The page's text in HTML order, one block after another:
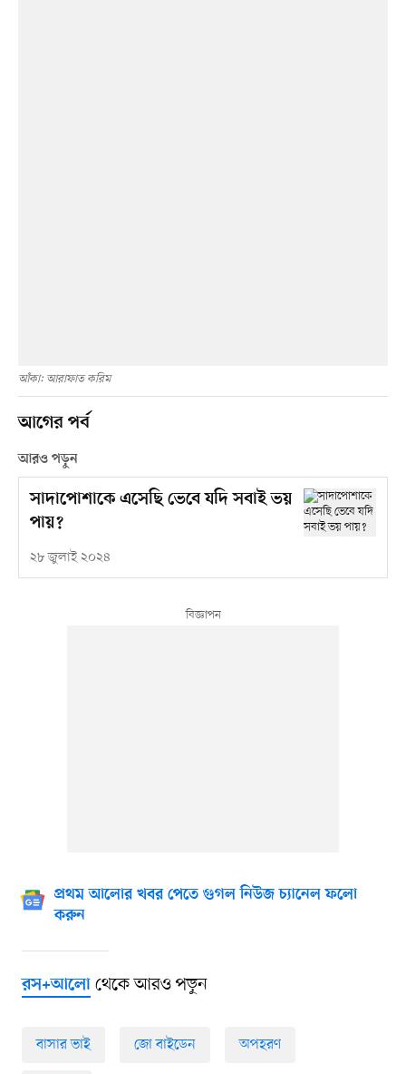
আঁকা: আরাফাত করিম
আগের পর্ব
আরও পড়ুন
সাদাপোশাকে এসেছি ভেবে যদি সবাই ভয়
পায়?
২৮ জুলাই ২০২৪
প্রথম আলোর খবর পেতে গুগল নিউজ চ্যানেল ফলো
করুন
রস+আলোথেকে আরও পড়ুন
বাসার ভাই জো বাইডেন অপহরণ